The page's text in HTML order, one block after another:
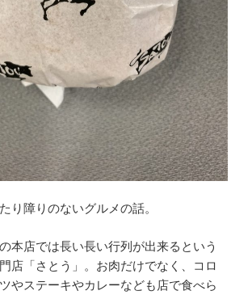
り障りのないグルメの話。
本店では長い長い行列が出来るという
店「さとう」。お肉だけでなく、コロ
やステーキやカレーなども店で食べら